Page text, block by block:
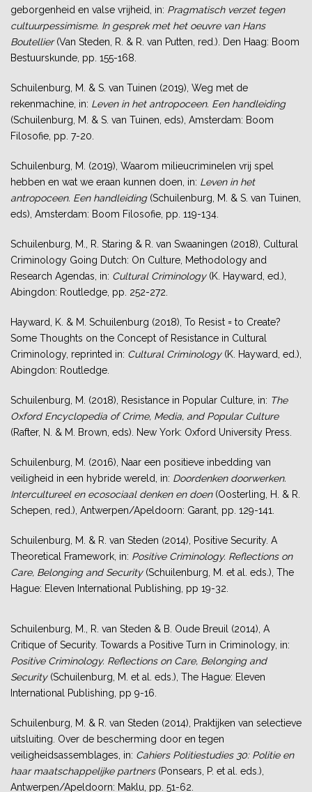
geborgenheid en valse vrijheid, in: Pragmatisch verzet tegen
cultuurpessimisme. In gesprek met het oeuvre van Hans
Boutellier(Van Steden, R. & R. van Putten, red.). Den Haag: Boom
Bestuurskunde, pp. 155-168.
Schuilenburg, M. & S. van Tuinen (2019), Weg met de
rekenmachine, in: Leven in het antropoceen. Een handleiding
(Schuilenburg, M. & S. van Tuinen, eds), Amsterdam: Boom
Filosofie, pp. 7-20.
Schuilenburg, M. (2019), Waarom milieucriminelen vrij spel
hebben en wat we eraan kunnen doen, in: Leven in het
antropoceen. Een handleiding (Schuilenburg, M. & S. van Tuinen,
eds), Amsterdam: Boom Filosofie, pp. 119-134.
Schuilenburg, M., R. Staring & R. van Swaaningen (2018), Cultural
Criminology Going Dutch: On Culture, Methodology and
Research Agendas, in: Cultural Criminology(K. Hayward, ed.),
Abingdon: Routledge, pp. 252-272.
Hayward, K. & M. Schuilenburg (2018), To Resist = to Create?
Some Thoughts on the Concept of Resistance in Cultural
Criminology, reprinted in: Cultural Criminology (K. Hayward, ed.),
Abingdon: Routledge.
Schuilenburg, M. (2018), Resistance in Popular Culture, in: The
Oxford Encyclopedia of Crime, Media, and Popular Culture
(Rafter, N. & M. Brown, eds) . New York: Oxford University Press.
Schuilenburg, M. (2016), Naar een positieve inbedding van
veiligheid in een hybride wereld, in: Doordenken doorwerken.
Intercultureel en ecosociaal denken en doen(Oosterling, H. & R.
Schepen, red.), Antwerpen/Apeldoorn: Garant, pp. 129-141.
Schuilenburg, M. & R. van Steden (2014), Positive Security. A
Theoretical Framework, in: Positive Criminology. Reflections on
Care, Belonging and Security(Schuilenburg, M. et al. eds.), The
Hague: Eleven International Publishing, pp 19-32.
Schuilenburg, M., R. van Steden & B. Oude Breuil (2014), A
Critique of Security. Towards a Positive Turn in Criminology, in:
Positive Criminology. Reflections on Care, Belonging and
Security(Schuilenburg, M. et al. eds.), The Hague: Eleven
International Publishing, pp 9-16.
Schuilenburg, M. & R. van Steden (2014), Praktijken van selectieve
uitsluiting. Over de bescherming door en tegen
veiligheidsassemblages, in: Cahiers Politiestudies 30: Politie en
haar maatschappelijke partners(Ponsears, P. et al. eds.),
Antwerpen/Apeldoorn: Maklu, pp. 51-62.